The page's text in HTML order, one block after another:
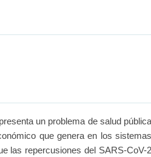
un problema de salud pública
que genera en los sistemas
las repercusiones del SARS-CoV-2